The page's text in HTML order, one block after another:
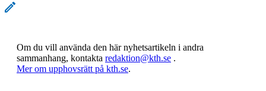
Om du vill använda den här nyhetsartikeln i andra
sammanhang, kontakta redaktion@kth.se .
​​​​​​​Mer om upphovsrätt på kth.se​​​​​​​​​​​​​​.